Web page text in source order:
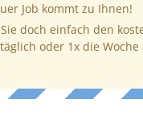
Job kommt zu Ihnen!
doch einfach den
oder 1x die